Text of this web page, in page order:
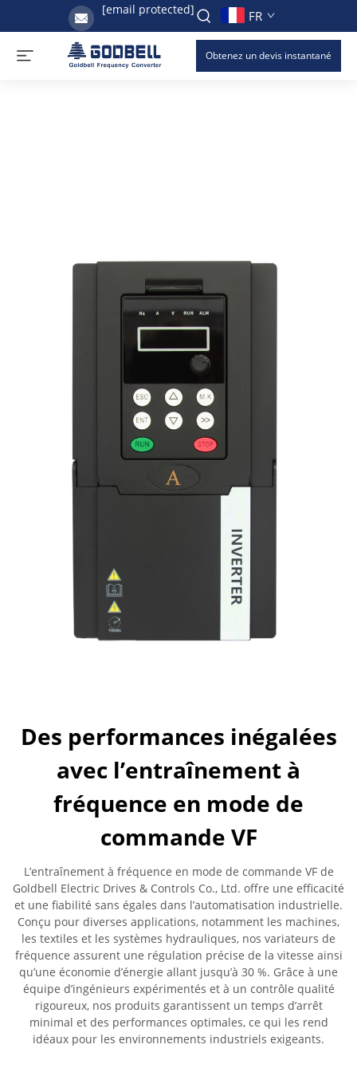
[email protected] FR
Obtenez un devis instantané
Des performances inégalées
avec l’entraînement à
fréquence en mode de
commande VF
L’entraînement à fréquence en mode de commande VF de
Goldbell Electric Drives & Controls Co., Ltd. offre une efficacité
et une fiabilité sans égales dans l’automatisation industrielle.
Conçu pour diverses applications, notamment les machines,
les textiles et les systèmes hydrauliques, nos variateurs de
fréquence assurent une régulation précise de la vitesse ainsi
qu’une économie d’énergie allant jusqu’à 30 %. Grâce à une
équipe d’ingénieurs expérimentés et à un contrôle qualité
rigoureux, nos produits garantissent un temps d’arrêt
minimal et des performances optimales, ce qui les rend
idéaux pour les environnements industriels exigeants.